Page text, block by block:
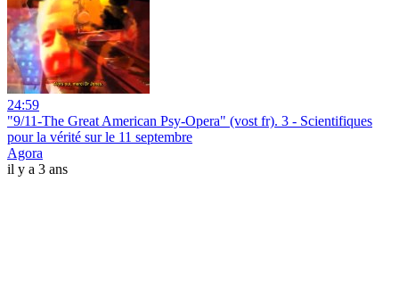
24:59
"9/11-The Great American Psy-Opera" (vost fr). 3 - Scientifiques
pour la vérité sur le 11 septembre
Agora
il y a 3 ans